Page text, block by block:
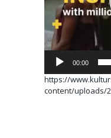
00:00
https://
content/uploads/